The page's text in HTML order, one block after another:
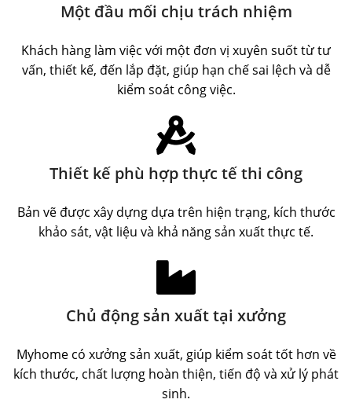
Một đầu mối chịu trách nhiệm
Khách hàng làm việc với một đơn vị xuyên suốt từ tư
vấn, thiết kế, đến lắp đặt, giúp hạn chế sai lệch và dễ
kiểm soát công việc.
Thiết kế phù hợp thực tế thi công
Bản vẽ được xây dựng dựa trên hiện trạng, kích thước
khảo sát, vật liệu và khả năng sản xuất thực tế.
Chủ động sản xuất tại xưởng
Myhome có xưởng sản xuất, giúp kiểm soát tốt hơn về
kích thước, chất lượng hoàn thiện, tiến độ và xử lý phát
sinh.